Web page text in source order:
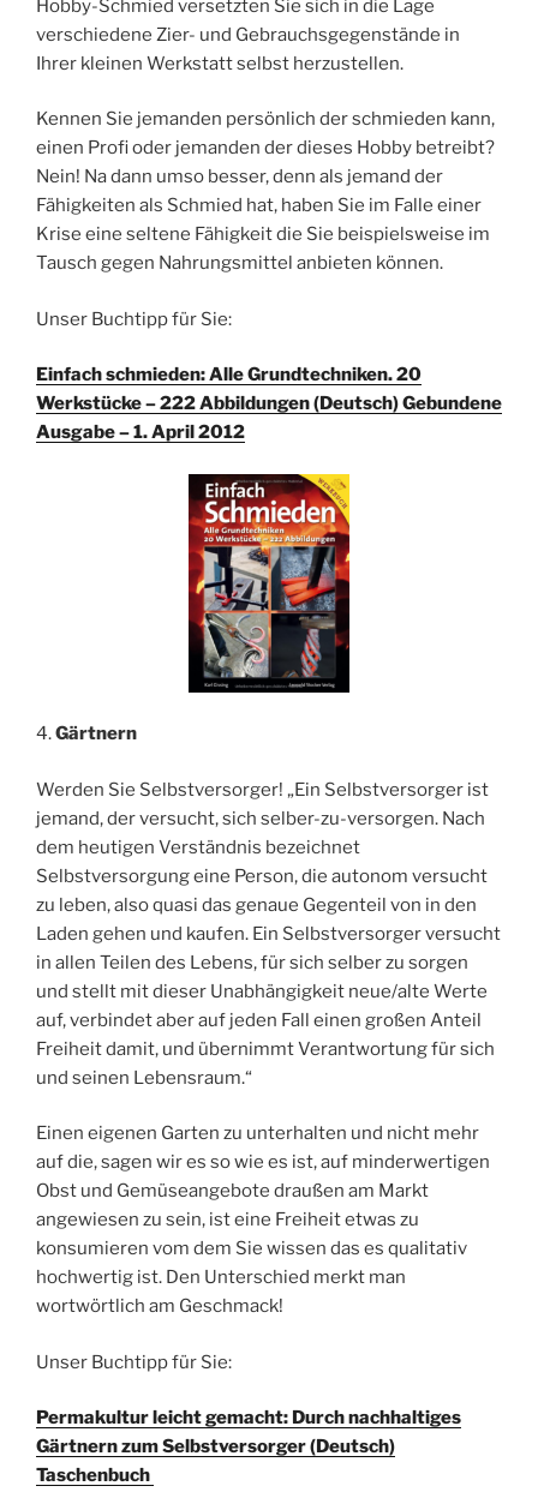
Hobby-Schmied versetzten Sie sich in die Lage
verschiedene Zier- und Gebrauchsgegenstände in
Ihrer kleinen Werkstatt selbst herzustellen.
Kennen Sie jemanden persönlich der schmieden kann,
einen Profi oder jemanden der dieses Hobby betreibt?
Nein! Na dann umso besser, denn als jemand der
Fähigkeiten als Schmied hat, haben Sie im Falle einer
Krise eine seltene Fähigkeit die Sie beispielsweise im
Tausch gegen Nahrungsmittel anbieten können.
Unser Buchtipp für Sie:
Einfach schmieden: Alle Grundtechniken. 20
Werkstücke – 222 Abbildungen (Deutsch) Gebundene
Ausgabe – 1. April 2012
4.Gärtnern
Werden Sie Selbstversorger! „Ein Selbstversorger ist
jemand, der versucht, sich selber-zu-versorgen. Nach
dem heutigen Verständnis bezeichnet
Selbstversorgung eine Person, die autonom versucht
zu leben, also quasi das genaue Gegenteil von in den
Laden gehen und kaufen. Ein Selbstversorger versucht
in allen Teilen des Lebens, für sich selber zu sorgen
und stellt mit dieser Unabhängigkeit neue/alte Werte
auf, verbindet aber auf jeden Fall einen großen Anteil
Freiheit damit, und übernimmt Verantwortung für sich
und seinen Lebensraum.“
Einen eigenen Garten zu unterhalten und nicht mehr
auf die, sagen wir es so wie es ist, auf minderwertigen
Obst und Gemüseangebote draußen am Markt
angewiesen zu sein, ist eine Freiheit etwas zu
konsumieren vom dem Sie wissen das es qualitativ
hochwertig ist. Den Unterschied merkt man
wortwörtlich am Geschmack!
Unser Buchtipp für Sie:
Permakultur leicht gemacht: Durch nachhaltiges
Gärtnern zum Selbstversorger (Deutsch)
Taschenbuch